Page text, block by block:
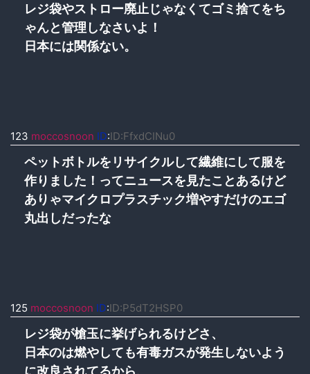
レジ袋やストロー廃止じゃなくてゴミ捨てをち
ゃんと管理しなさいよ！
日本には関係ない。
123 moccosnoon ID:ID:FfxdCINu0
ペットボトルをリサイクルして繊維にして服を
作りました！ってニュースを見たことあるけど
ありゃマイクロプラスチック増やすだけのエゴ
丸出しだったな
125 moccosnoon ID:ID:P5dT2HSP0
レジ袋が槍玉に挙げられるけどさ、
日本のは燃やしても有毒ガスが発生しないよう
に改良されてるから、